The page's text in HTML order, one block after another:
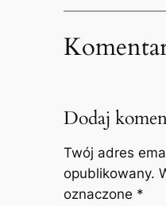
Dodaj
Twój adres
opublikowany.
oznaczone *